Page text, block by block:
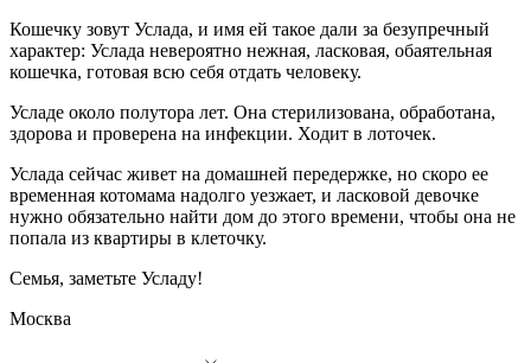
Кошечку зовут Услада, и имя ей такое дали за безупречный
характер: Услада невероятно нежная, ласковая, обаятельная
кошечка, готовая всю себя отдать человеку.
Усладе около полутора лет. Она стерилизована, обработана,
здорова и проверена на инфекции. Ходит в лоточек.
Услада сейчас живет на домашней передержке, но скоро ее
временная котомама надолго уезжает, и ласковой девочке
нужно обязательно найти дом до этого времени, чтобы она не
попала из квартиры в клеточку.
Семья, заметьте Усладу!
Москва